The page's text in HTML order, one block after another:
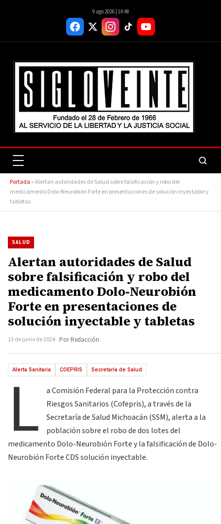
9 ago 2026 | 14:48
Portada »Alertan autoridades de Salud sobre falsificación y robo del
medicamento Dolo-Neurobión Forte en presentaciones de solución inyectable y
tabletas
SALUD
Alertan autoridades de Salud
sobre falsificación y robo del
medicamento Dolo-Neurobión
Forte en presentaciones de
solución inyectable y tabletas
13 de junio de 2024 Por Redacción
Alerta Sanitaria COEPRIS Secretaría de Salud
L
a Comisión Federal para la Protección contra
Riesgos Sanitarios (Cofepris), a través de la
Secretaría de Salud Michoacán (SSM), alerta a la
población sobre el robo de dos lotes del
medicamento Dolo-Neurobión Forte y la falsificación de Dolo-
Neurobión Forte CDS solución inyectable.